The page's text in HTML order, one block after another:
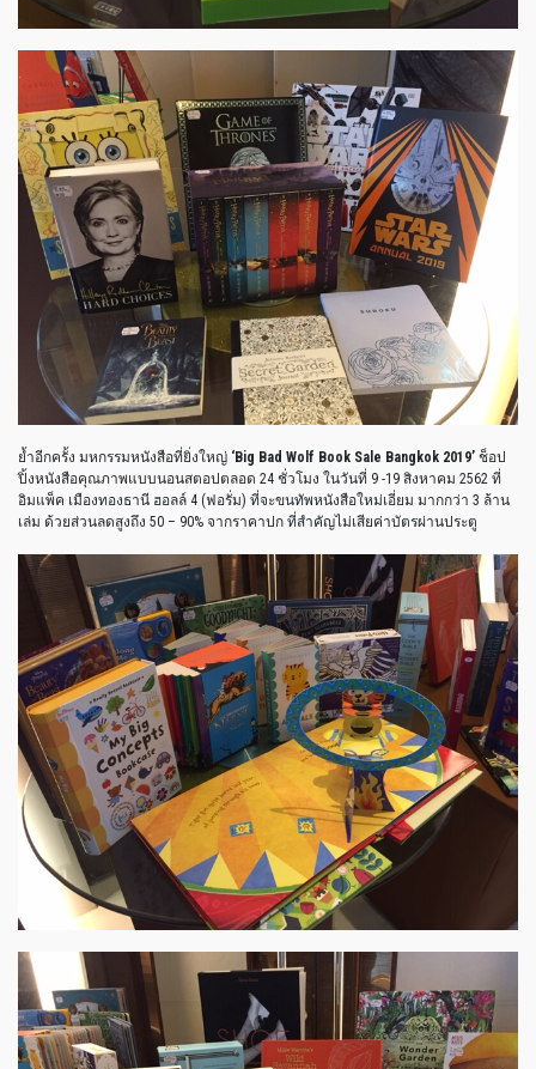
ย้ำอีกครั้ง มหกรรมหนังสือที่ยิ่งใหญ่ ‘Big Bad Wolf Book Sale Bangkok 2019’ ช็อป
ปิ้งหนังสือคุณภาพแบบนอนสตอปตลอด 24 ชั่วโมง ในวันที่ 9 -19 สิงหาคม 2562 ที่
อิมแพ็ค เมืองทองธานี ฮอลล์ 4 (ฟอรั่ม) ที่จะขนทัพหนังสือใหม่เอี่ยม มากกว่า 3 ล้าน
เล่ม ด้วยส่วนลดสูงถึง 50 – 90% จากราคาปก ที่สำคัญไม่เสียค่าบัตรผ่านประตู